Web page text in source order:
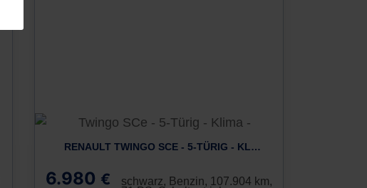
RENAULT TWINGO SCE - 5-TÜRIG - KLIMA -
6.980 €
schwarz, Benzin, 107.904 km,